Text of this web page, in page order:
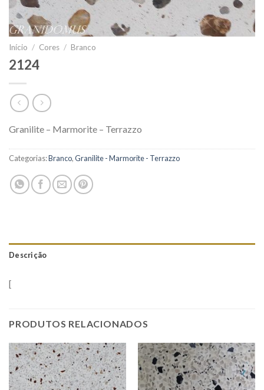
Início / Cores / Branco
2124
Granilite – Marmorite – Terrazzo
Categorias:Branco,Granilite - Marmorite - Terrazzo
Descrição
[
PRODUTOS RELACIONADOS